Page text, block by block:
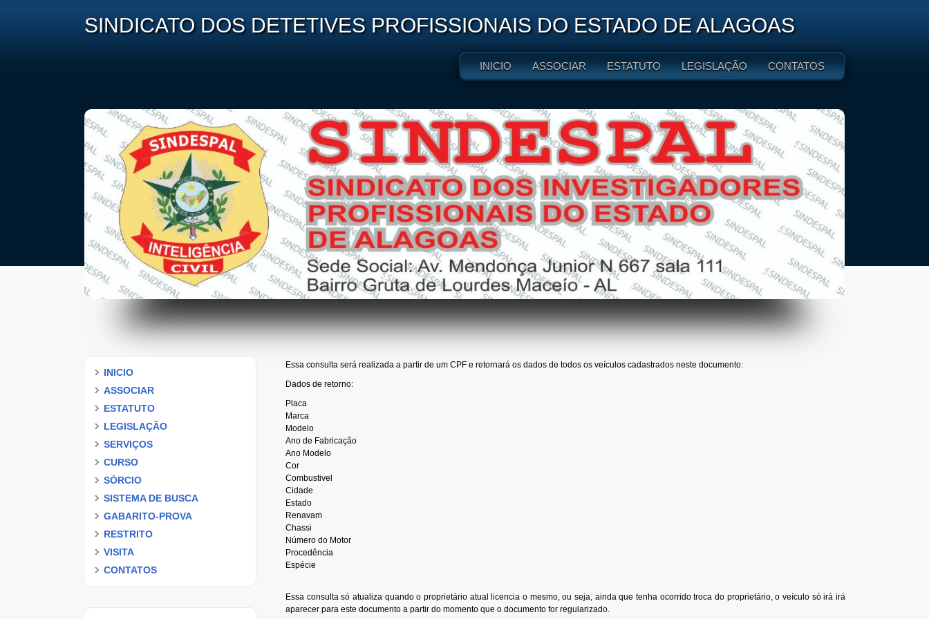
SINDICATO DOS DETETIVES PROFISSIONAIS DO ESTADO DE ALAGOAS
INICIO ASSOCIAR ESTATUTO LEGISLAÇÃO CONTATOS
INICIO
ASSOCIAR
ESTATUTO
LEGISLAÇÃO
SERVIÇOS
CURSO
SÓRCIO
SISTEMA DE BUSCA
GABARITO-PROVA
RESTRITO
VISITA
CONTATOS
Essa consulta será realizada a partir de um CPF e retornará os dados de todos os veículos cadastrados neste documento:
Dados de retorno:
Placa
Marca
Modelo
Ano de Fabricação
Ano Modelo
Cor
Combustivel
Cidade
Estado
Renavam
Chassi
Número do Motor
Procedência
Espécie
Essa consulta só atualiza quando o proprietário atual licencia o mesmo, ou seja, ainda que tenha ocorrido troca do proprietário, o veículo só irá irá
aparecer para este documento a partir do momento que o documento for regularizado.